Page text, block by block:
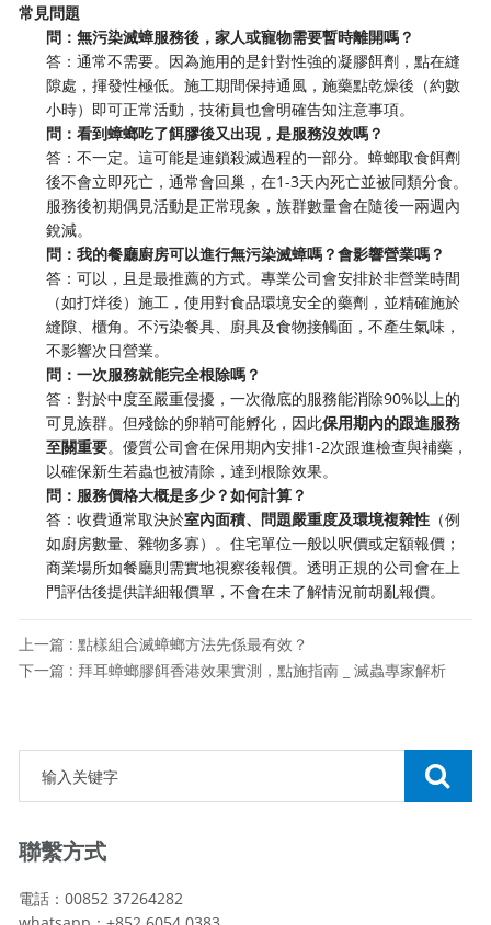
常見問題
問：無污染滅蟑服務後，家人或寵物需要暫時離開嗎？
答：通常不需要。因為施用的是針對性強的凝膠餌劑，點在縫
隙處，揮發性極低。施工期間保持通風，施藥點乾燥後（約數
小時）即可正常活動，技術員也會明確告知注意事項。
問：看到蟑螂吃了餌膠後又出現，是服務沒效嗎？
答：不一定。這可能是連鎖殺滅過程的一部分。蟑螂取食餌劑
後不會立即死亡，通常會回巢，在1-3天內死亡並被同類分食。
服務後初期偶見活動是正常現象，族群數量會在隨後一兩週內
銳減。
問：我的餐廳廚房可以進行無污染滅蟑嗎？會影響營業嗎？
答：可以，且是最推薦的方式。專業公司會安排於非營業時間
（如打烊後）施工，使用對食品環境安全的藥劑，並精確施於
縫隙、櫃角。不污染餐具、廚具及食物接觸面，不產生氣味，
不影響次日營業。
問：一次服務就能完全根除嗎？
答：對於中度至嚴重侵擾，一次徹底的服務能消除90%以上的
可見族群。但殘餘的卵鞘可能孵化，因此保用期內的跟進服務
至關重要。優質公司會在保用期內安排1-2次跟進檢查與補藥，
以確保新生若蟲也被清除，達到根除效果。
問：服務價格大概是多少？如何計算？
答：收費通常取決於室內面積、問題嚴重度及環境複雜性 （例
如廚房數量、雜物多寡）。住宅單位一般以呎價或定額報價；
商業場所如餐廳則需實地視察後報價。透明正規的公司會在上
門評估後提供詳細報價單，不會在未了解情況前胡亂報價。
上一篇 : 點樣組合滅蟑螂方法先係最有效？
下一篇 : 拜耳蟑螂膠餌香港效果實測，點施指南 _ 滅蟲專家解析
聯繫方式
電話：00852 37264282